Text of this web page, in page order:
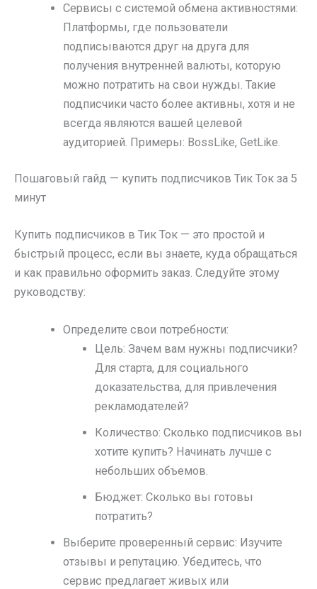
Сервисы с системой обмена активностями:
Платформы, где пользователи
подписываются друг на друга для
получения внутренней валюты, которую
можно потратить на свои нужды. Такие
подписчики часто более активны, хотя и не
всегда являются вашей целевой
аудиторией. Примеры: BossLike, GetLike.
Пошаговый гайд — купить подписчиков Тик Ток за 5
минут
Купить подписчиков в Тик Ток — это простой и
быстрый процесс, если вы знаете, куда обращаться
и как правильно оформить заказ. Следуйте этому
руководству:
Определите свои потребности:
Цель: Зачем вам нужны подписчики?
Для старта, для социального
доказательства, для привлечения
рекламодателей?
Количество: Сколько подписчиков вы
хотите купить? Начинать лучше с
небольших объемов.
Бюджет: Сколько вы готовы
потратить?
Выберите проверенный сервис: Изучите
отзывы и репутацию. Убедитесь, что
сервис предлагает живых или